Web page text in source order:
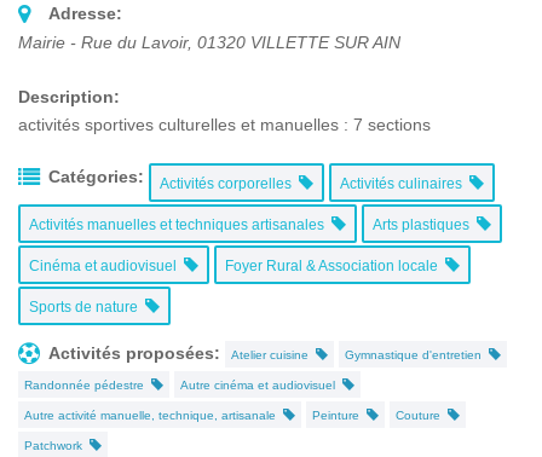
Adresse:
Mairie - Rue du Lavoir, 01320 VILLETTE SUR AIN
Description:
activités sportives culturelles et manuelles : 7 sections
Catégories: Activités corporelles Activités culinaires
Activités manuelles et techniques artisanales Arts plastiques
Cinéma et audiovisuel Foyer Rural & Association locale
Sports de nature
Activités proposées: Atelier cuisine Gymnastique d'entretien
Randonnée pédestre Autre cinéma et audiovisuel
Autre activité manuelle, technique, artisanale Peinture Couture
Patchwork